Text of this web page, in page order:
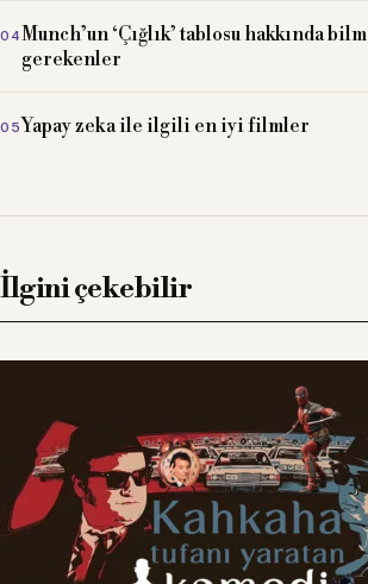
Munch’un ‘Çığlık’ tablosu hakkında
gerekenler
Yapay zeka ile ilgili en iyi filmler
İlgini çekebilir